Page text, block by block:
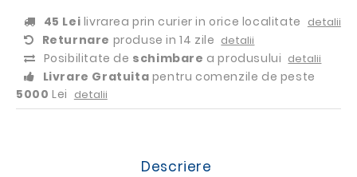
45 Lei livrarea prin curier in orice localitate detalii
Returnare produse in 14 zile detalii
Posibilitate de schimbare a produsului detalii
Livrare Gratuita pentru comenzile de peste
5000 Lei detalii
Descriere